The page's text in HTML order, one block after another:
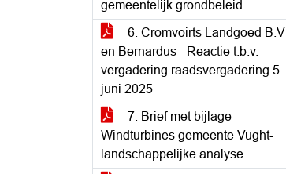
gemeentelijk grondbeleid
6. Cromvoirts Landgoed B.V
en Bernardus - Reactie t.b.v.
vergadering raadsvergadering 5
juni 2025
7. Brief met bijlage -
Windturbines gemeente Vught-
landschappelijke analyse